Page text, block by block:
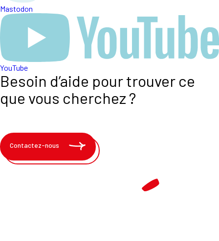
Mastodon
YouTube
Besoin d’aide pour trouver ce
que vous cherchez ?
Contactez-nous